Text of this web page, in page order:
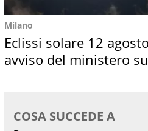
Milano
Eclissi solare 12
avviso del ministero su